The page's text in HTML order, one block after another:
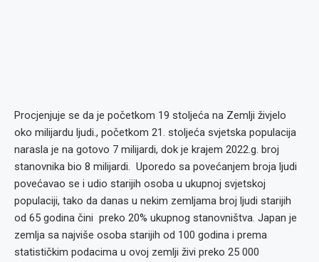
Procjenjuje se da je početkom 19 stoljeća na Zemlji živjelo
oko milijardu ljudi., početkom 21. stoljeća svjetska populacija
narasla je na gotovo 7 milijardi, dok je krajem 2022.g. broj
stanovnika bio 8 milijardi. Uporedo sa povećanjem broja ljudi
povećavao se i udio starijih osoba u ukupnoj svjetskoj
populaciji, tako da danas u nekim zemljama broj ljudi starijih
od 65 godina čini preko 20% ukupnog stanovništva. Japan je
zemlja sa najviše osoba starijih od 100 godina i prema
statističkim podacima u ovoj zemlji živi preko 25 000